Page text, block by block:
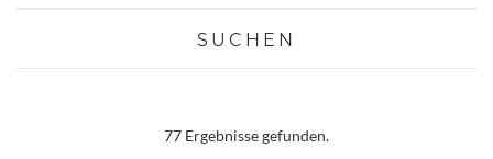
SUCHEN
77 Ergebnisse gefunden.